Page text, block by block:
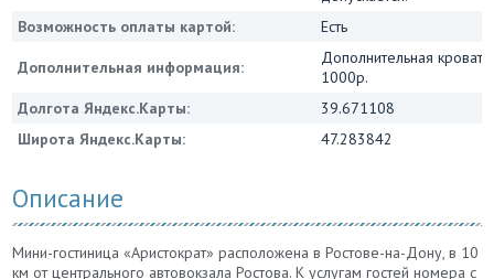
Возможность оплаты картой:
Есть
Дополнительная информация:
Дополнительная
1000р.
Долгота Яндекс.Карты:
39.671108
Широта Яндекс.Карты:
47.283842
Описание
Мини-гостиница «Аристократ» расположена в Ростове-на-Дону, в 10
км от центрального автовокзала Ростова. К услугам гостей номера с